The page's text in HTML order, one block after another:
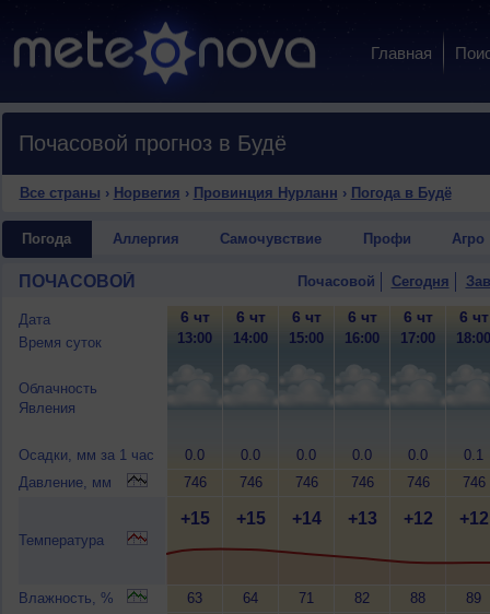
Главная
Почасовой прогноз в Будё
Все страны › Норвегия › Провинция Нурланн › Погода в Будё
Погода Аллергия Самочувствие Профи Агро
ПОЧАСОВОЙ Почасовой Сегодня
Дата
Время суток
Облачность
Явления
Осадки, мм за 1 час
Давление, мм
Температура
Влажность, %
6 чт
13:00
0.0
746
+15
63
6 чт
14:00
0.0
746
+15
64
6 чт
15:00
0.0
746
+14
71
6 чт
16:00
0.0
746
+13
82
6 чт
17:00
0.0
746
+12
88
6 чт
18:00
0.1
746
+12
89